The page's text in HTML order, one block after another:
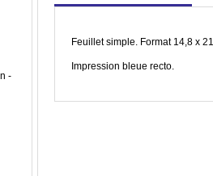
Feuillet simple. Format 14,8 x
Impression bleue recto.
-